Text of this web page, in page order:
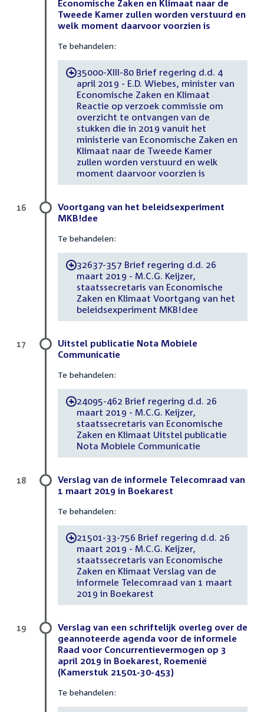
Economische Zaken en Klimaat naar de
Tweede Kamer zullen worden verstuurd en
welk moment daarvoor voorzien is
Te behandelen:
-35000-XIII-80 Brief regering d.d. 4
april 2019 - E.D. Wiebes, minister van
Economische Zaken en Klimaat
Reactie op verzoek commissie om
overzicht te ontvangen van de
stukken die in 2019 vanuit het
ministerie van Economische Zaken en
Klimaat naar de Tweede Kamer
zullen worden verstuurd en welk
moment daarvoor voorzien is
Voortgang van het beleidsexperiment
MKB!dee
Te behandelen:
-32637-357 Brief regering d.d. 26
maart 2019 - M.C.G. Keijzer,
staatssecretaris van Economische
Zaken en Klimaat Voortgang van het
beleidsexperiment MKB!dee
16
Uitstel publicatie Nota Mobiele
Communicatie
Te behandelen:
-24095-462 Brief regering d.d. 26
maart 2019 - M.C.G. Keijzer,
staatssecretaris van Economische
Zaken en Klimaat Uitstel publicatie
Nota Mobiele Communicatie
17
Verslag van de informele Telecomraad van
1 maart 2019 in Boekarest
Te behandelen:
-21501-33-756 Brief regering d.d. 26
maart 2019 - M.C.G. Keijzer,
staatssecretaris van Economische
Zaken en Klimaat Verslag van de
informele Telecomraad van 1 maart
2019 in Boekarest
18
Verslag van een schriftelijk overleg over de
geannoteerde agenda voor de informele
Raad voor Concurrentievermogen op 3
april 2019 in Boekarest, Roemenië
(Kamerstuk 21501-30-453)
Te behandelen:
19